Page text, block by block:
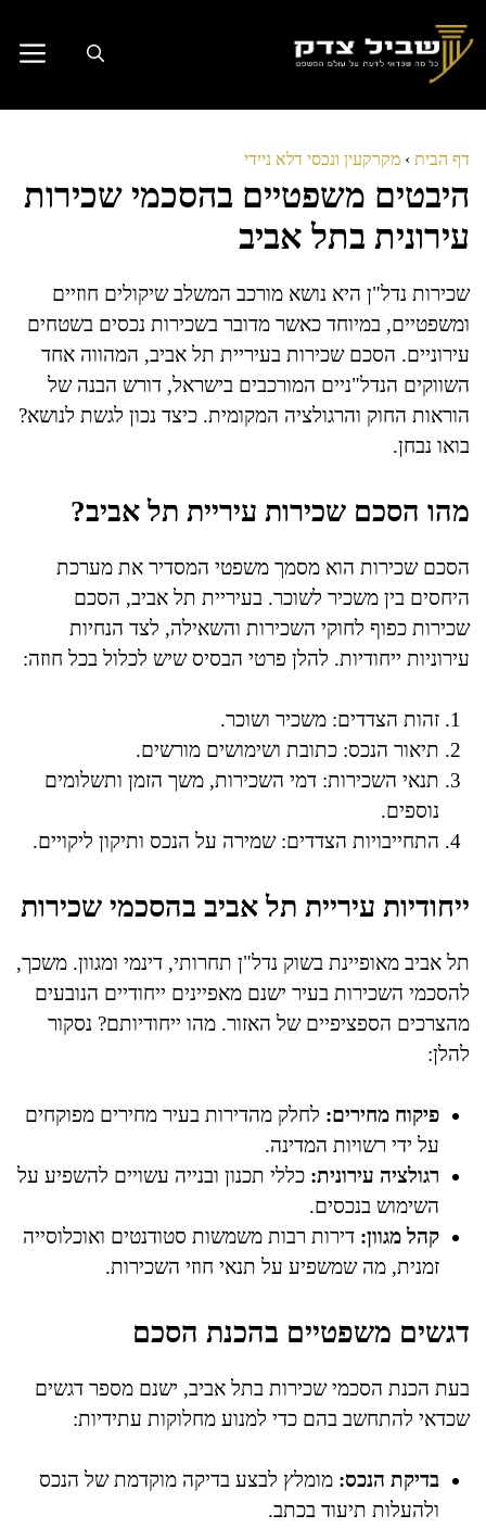
לתוכן
דף הבית › מקרקעין ונכסי דלא ניידי
היבטים משפטיים בהסכמי שכירות
עירונית בתל אביב
שכירות נדל"ן היא נושא מורכב המשלב שיקולים חוזיים
ומשפטיים, במיוחד כאשר מדובר בשכירות נכסים בשטחים
עירוניים. הסכם שכירות בעיריית תל אביב, המהווה אחד
השווקים הנדל"ניים המורכבים בישראל, דורש הבנה של
הוראות החוק והרגולציה המקומית. כיצד נכון לגשת לנושא?
בואו נבחן.
מהו הסכם שכירות עיריית תל אביב?
הסכם שכירות הוא מסמך משפטי המסדיר את מערכת
היחסים בין משכיר לשוכר. בעיריית תל אביב, הסכם
שכירות כפוף לחוקי השכירות והשאילה, לצד הנחיות
עירוניות ייחודיות. להלן פרטי הבסיס שיש לכלול בכל חוזה:
זהות הצדדים: משכיר ושוכר.
תיאור הנכס: כתובת ושימושים מורשים.
תנאי השכירות: דמי השכירות, משך הזמן ותשלומים
נוספים.
התחייבויות הצדדים: שמירה על הנכס ותיקון ליקויים.
ייחודיות עיריית תל אביב בהסכמי שכירות
תל אביב מאופיינת בשוק נדל"ן תחרותי, דינמי ומגוון. משכך,
להסכמי השכירות בעיר ישנם מאפיינים ייחודיים הנובעים
מהצרכים הספציפיים של האזור. מהו ייחודיותם? נסקור
להלן:
פיקוח מחירים: לחלק מהדירות בעיר מחירים מפוקחים
על ידי רשויות המדינה.
רגולציה עירונית: כללי תכנון ובנייה עשויים להשפיע על
השימוש בנכסים.
קהל מגוון: דירות רבות משמשות סטודנטים ואוכלוסייה
זמנית, מה שמשפיע על תנאי חוזי השכירות.
דגשים משפטיים בהכנת הסכם
בעת הכנת הסכמי שכירות בתל אביב, ישנם מספר דגשים
שכדאי להתחשב בהם כדי למנוע מחלוקות עתידיות:
בדיקת הנכס: מומלץ לבצע בדיקה מוקדמת של הנכס
ולהעלות תיעוד בכתב.